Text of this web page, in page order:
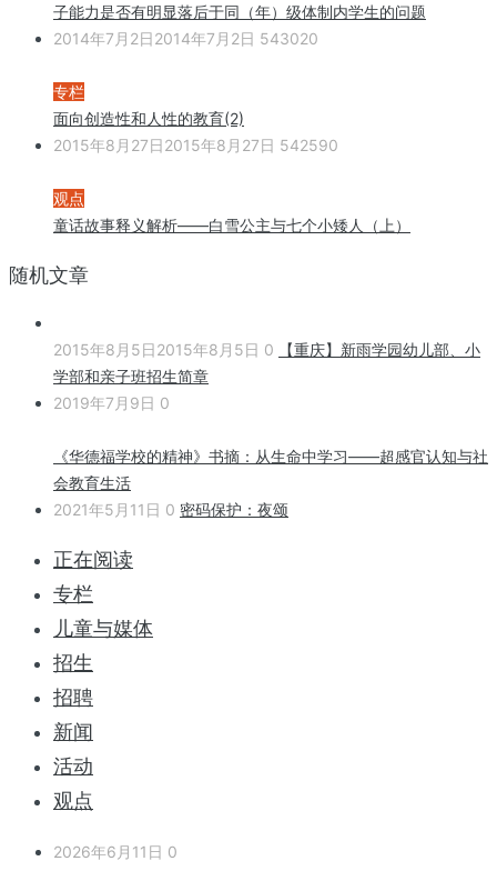
子能力是否有明显落后于同（年）级体制内学生的问题
2014年7月2日2014年7月2日 543020
专栏
面向创造性和人性的教育(2)
2015年8月27日2015年8月27日 542590
观点
童话故事释义解析——白雪公主与七个小矮人（上）
随机文章
2015年8月5日2015年8月5日 0
【重庆】新雨学园幼儿部、小
学部和亲子班招生简章
2019年7月9日 0
《华德福学校的精神》书摘：从生命中学习——超感官认知与社
会教育生活
2021年5月11日 0 密码保护：夜颂
正在阅读
专栏
儿童与媒体
招生
招聘
新闻
活动
观点
2026年6月11日 0